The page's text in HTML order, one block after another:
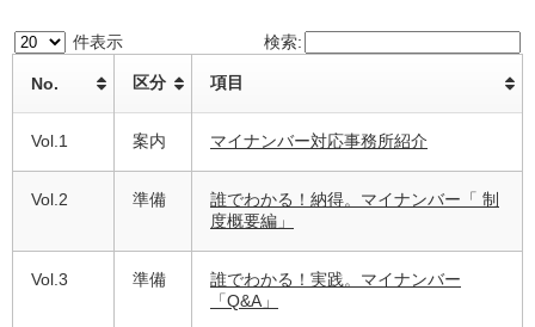
件表示 検索:
No. 区分 項目
Vol.1 案内 マイナンバー対応事務所紹介
Vol.2 準備
誰でわかる！納得。マイナンバー「 制
度概要編」
Vol.3 準備
誰でわかる！実践。マイナンバー
「Q&A」